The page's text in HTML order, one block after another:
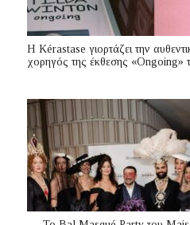
Η Kérastase γιορτάζει την
χορηγός της έκθεσης